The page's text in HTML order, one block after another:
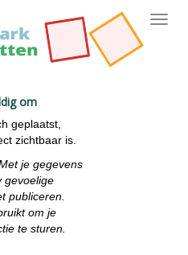
om
geplaatst,
zichtbaar is.
je gegevens
gevoelige
publiceren.
om je
te sturen.